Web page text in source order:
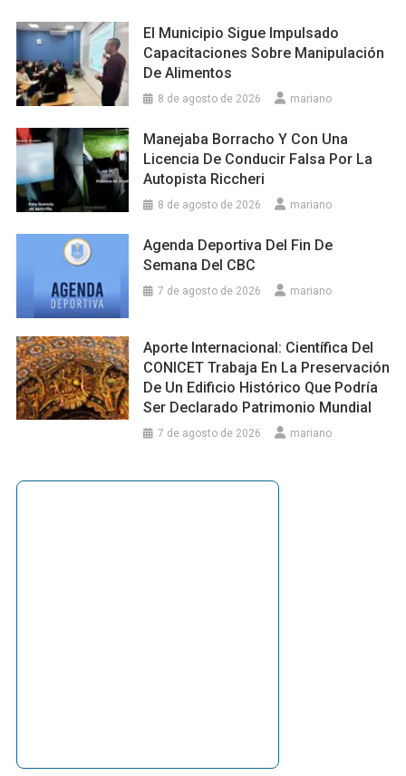
El Municipio Sigue Impulsado
Capacitaciones Sobre Manipulación
De Alimentos
8 de agosto de 2026 mariano
Manejaba Borracho Y Con Una
Licencia De Conducir Falsa Por La
Autopista Riccheri
8 de agosto de 2026 mariano
Agenda Deportiva Del Fin De
Semana Del CBC
7 de agosto de 2026 mariano
Aporte Internacional: Científica Del
CONICET Trabaja En La Preservación
De Un Edificio Histórico Que Podría
Ser Declarado Patrimonio Mundial
7 de agosto de 2026 mariano